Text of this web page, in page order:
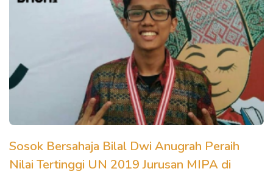
Sosok Bersahaja Bilal Dwi Anugrah Peraih
Nilai Tertinggi UN 2019 Jurusan MIPA di